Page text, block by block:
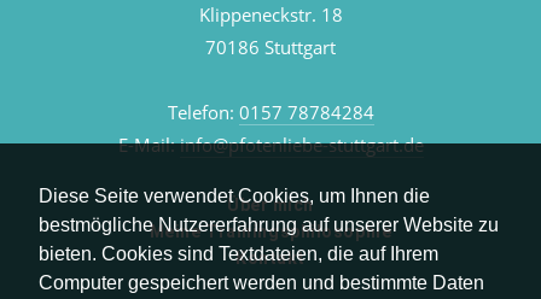
Diese Seite verwendet Cookies, um Ihnen die
bestmögliche Nutzererfahrung auf unserer Website zu
bieten. Cookies sind Textdateien, die auf Ihrem
Computer gespeichert werden und bestimmte Daten
Klippeneckstr. 18
70186 Stuttgart
Telefon: 0157 78784284
E-Mail:info@pfotenliebe-stuttgart.de
Über mich
Meine Trainingsphilosophie
Kontakt